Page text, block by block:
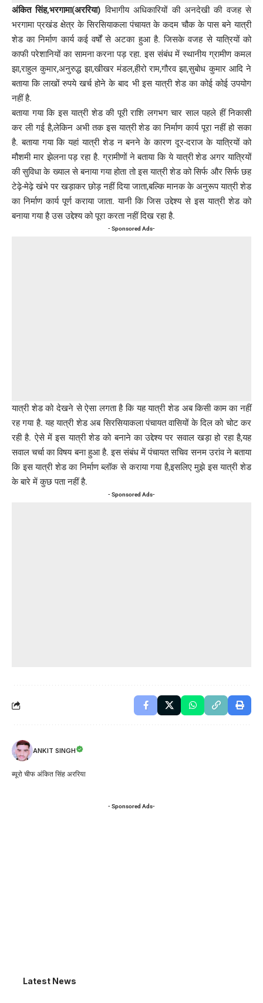
अंकित सिंह,भरगामा(अररिया) विभागीय अधिकारियों की अनदेखी की वजह से
भरगामा प्रखंड क्षेत्र के सिरसियाकला पंचायत के कदम चौक के पास बने यात्री
शेड का निर्माण कार्य कई वर्षों से अटका हुआ है. जिसके वजह से यात्रियों को
काफी परेशानियों का सामना करना पड़ रहा. इस संबंध में स्थानीय ग्रामीण कमल
झा,राहुल कुमार,अनुरुद्ध झा,खीखर मंडल,हीरो राम,गौरव झा,सुबोध कुमार आदि ने
बताया कि लाखों रुपये खर्च होने के बाद भी इस यात्री शेड का कोई कोई उपयोग
नहीं है.
बताया गया कि इस यात्री शेड की पूरी राशि लगभग चार साल पहले हीं निकासी
कर ली गई है,लेकिन अभी तक इस यात्री शेड का निर्माण कार्य पूरा नहीं हो सका
है. बताया गया कि यहां यात्री शेड न बनने के कारण दूर-दराज के यात्रियों को
मौशमी मार झेलना पड़ रहा है. ग्रामीणों ने बताया कि ये यात्री शेड अगर यात्रियों
की सुविधा के ख्याल से बनाया गया होता तो इस यात्री शेड को सिर्फ और सिर्फ छह
टेढ़े-मेढ़े खंभे पर खड़ाकर छोड़ नहीं दिया जाता,बल्कि मानक के अनुरूप यात्री शेड
का निर्माण कार्य पूर्ण कराया जाता. यानी कि जिस उद्देश्य से इस यात्री शेड को
बनाया गया है उस उद्देश्य को पूरा करता नहीं दिख रहा है.
- Sponsored Ads-
यात्री शेड को देखने से ऐसा लगता है कि यह यात्री शेड अब किसी काम का नहीं
रह गया है. यह यात्री शेड अब सिरसियाकला पंचायत वासियों के दिल को चोट कर
रही है. ऐसे में इस यात्री शेड को बनाने का उद्देश्य पर सवाल खड़ा हो रहा है,यह
सवाल चर्चा का विषय बना हुआ है. इस संबंध में पंचायत सचिव सनम उरांव ने बताया
कि इस यात्री शेड का निर्माण ब्लॉक से कराया गया है,इसलिए मुझे इस यात्री शेड
के बारे में कुछ पता नहीं है.
- Sponsored Ads-
ANKIT SINGH
ब्यूरो चीफ अंकित सिंह अररिया
- Sponsored Ads-
Latest News